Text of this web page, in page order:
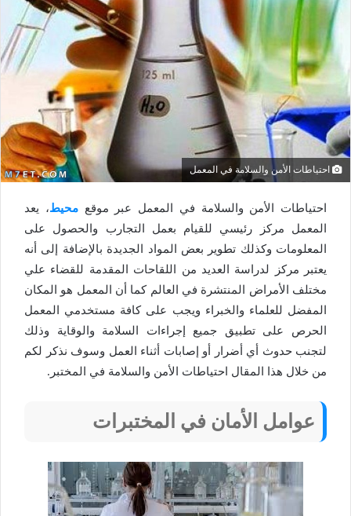
احتياطات الأمن والسلامة في المعمل
احتياطات الأمن والسلامة في المعمل عبر موقعمحيط، يعد
المعمل مركز رئيسي للقيام بعمل التجارب والحصول على
المعلومات وكذلك تطوير بعض المواد الجديدة بالإضافة إلى أنه
يعتبر مركز لدراسة العديد من اللقاحات المقدمة للقضاء علي
مختلف الأمراض المنتشرة في العالم كما أن المعمل هو المكان
المفضل للعلماء والخبراء ويجب على كافة مستخدمي المعمل
الحرص على تطبيق جميع إجراءات السلامة والوقاية وذلك
لتجنب حدوث أي أضرار أو إصابات أثناء العمل وسوف نذكر لكم
من خلال هذا المقال احتياطات الأمن والسلامة في المختبر.
عوامل الأمان في المختبرات